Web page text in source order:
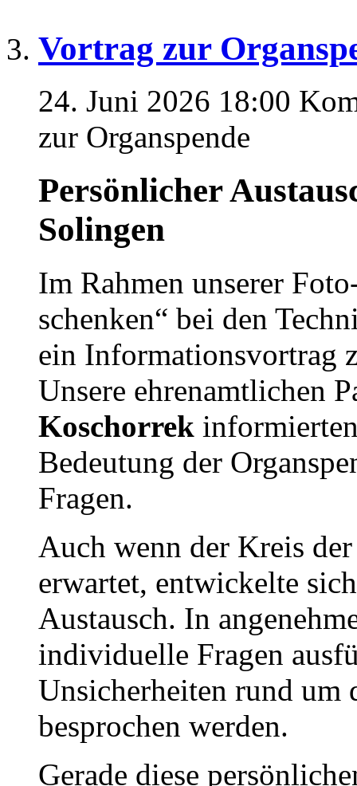
Vortrag zur
24. Juni 2026 18:00
zur Organspende
Persönlicher
Solingen
Im Rahmen unserer
schenken“ bei den
ein Informationsvortrag
Unsere ehrenamtlichen
Koschorrek
Bedeutung der
Fragen.
Auch wenn der Kreis
erwartet, entwickelte
Austausch. In
individuelle Fragen
Unsicherheiten rund um
besprochen werden.
Gerade diese